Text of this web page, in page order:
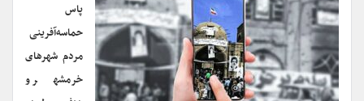
پاس
حماسه‌آفرینی
مردم شهرهای
خرمشهر و